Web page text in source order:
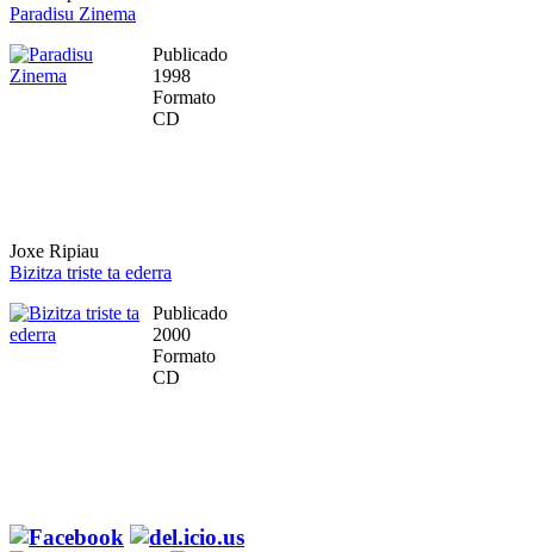
Paradisu Zinema
Publicado
1998
Formato
CD
Joxe Ripiau
Bizitza triste ta ederra
Publicado
2000
Formato
CD